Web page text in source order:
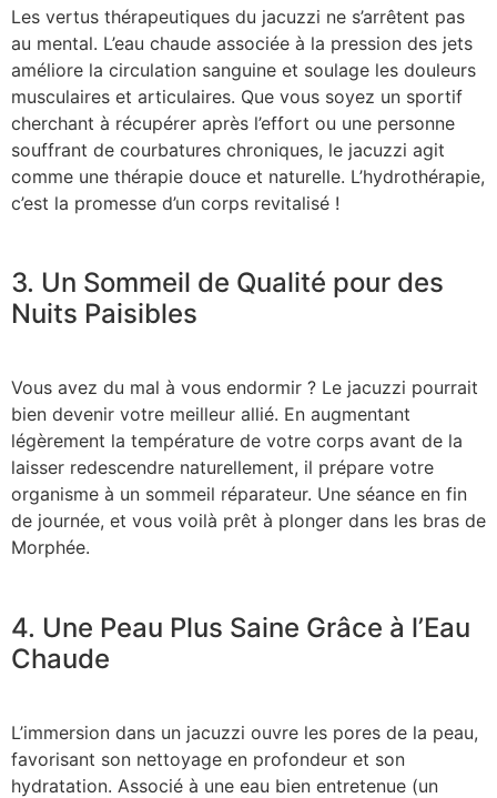
Les vertus thérapeutiques du jacuzzi ne s’arrêtent pas
au mental. L’eau chaude associée à la pression des jets
améliore la circulation sanguine et soulage les douleurs
musculaires et articulaires. Que vous soyez un sportif
cherchant à récupérer après l’effort ou une personne
souffrant de courbatures chroniques, le jacuzzi agit
comme une thérapie douce et naturelle. L’hydrothérapie,
c’est la promesse d’un corps revitalisé !
3. Un Sommeil de Qualité pour des
Nuits Paisibles
Vous avez du mal à vous endormir ? Le jacuzzi pourrait
bien devenir votre meilleur allié. En augmentant
légèrement la température de votre corps avant de la
laisser redescendre naturellement, il prépare votre
organisme à un sommeil réparateur. Une séance en fin
de journée, et vous voilà prêt à plonger dans les bras de
Morphée.
4. Une Peau Plus Saine Grâce à l’Eau
Chaude
L’immersion dans un jacuzzi ouvre les pores de la peau,
favorisant son nettoyage en profondeur et son
hydratation. Associé à une eau bien entretenue (un